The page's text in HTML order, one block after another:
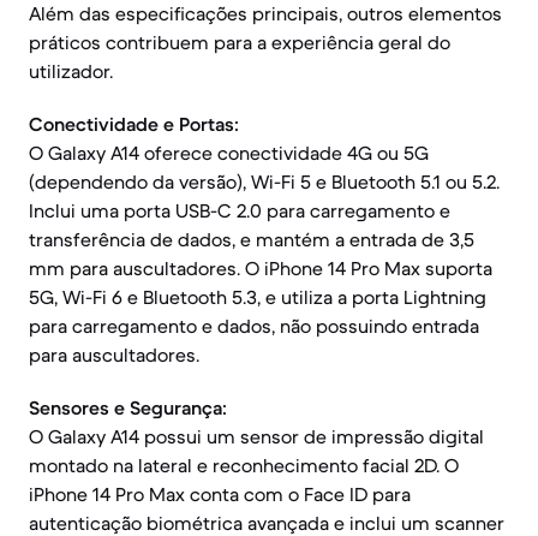
Além das especificações principais, outros elementos
práticos contribuem para a experiência geral do
utilizador.
Conectividade e Portas:
O Galaxy A14 oferece conectividade 4G ou 5G
(dependendo da versão), Wi-Fi 5 e Bluetooth 5.1 ou 5.2.
Inclui uma porta USB-C 2.0 para carregamento e
transferência de dados, e mantém a entrada de 3,5
mm para auscultadores. O iPhone 14 Pro Max suporta
5G, Wi-Fi 6 e Bluetooth 5.3, e utiliza a porta Lightning
para carregamento e dados, não possuindo entrada
para auscultadores.
Sensores e Segurança:
O Galaxy A14 possui um sensor de impressão digital
montado na lateral e reconhecimento facial 2D. O
iPhone 14 Pro Max conta com o Face ID para
autenticação biométrica avançada e inclui um scanner